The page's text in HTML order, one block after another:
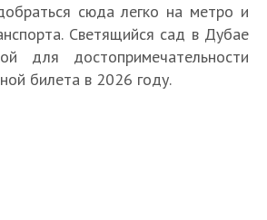
сюда легко на метро и
Светящийся сад в Дубае
для достопримечательности
билета в 2026 году.